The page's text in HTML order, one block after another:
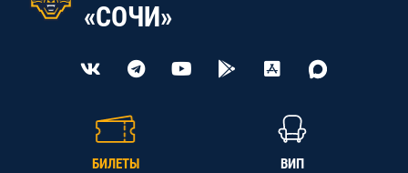
«СОЧИ»
БИЛЕТЫ ВИП